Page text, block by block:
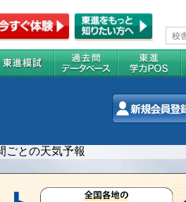
ごとの天気予報